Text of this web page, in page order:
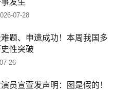
发生
07-28
题、申遗成功！本周我国多
性突破
26
员宣萱发声明：图是假的！